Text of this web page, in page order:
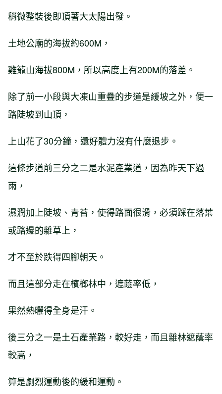
稍微整裝後即頂著大太陽出發。
土地公廟的海拔約600M，
雞籠山海拔800M，所以高度上有200M的落差。
除了前一小段與大凍山重疊的步道是緩坡之外，便一
路陡坡到山頂，
上山花了30分鐘，還好體力沒有什麼退步。
這條步道前三分之二是水泥產業道，因為昨天下過
雨，
濕潤加上陡坡、青苔，使得路面很滑，必須踩在落葉
或路邊的雜草上，
才不至於跌得四腳朝天。
而且這部分走在檳榔林中，遮蔭率低，
果然熱曬得全身是汗。
後三分之一是土石產業路，較好走，而且雜林遮蔭率
較高，
算是劇烈運動後的緩和運動。